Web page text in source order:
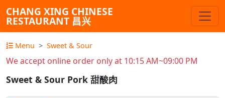
CHANG XING CHINESE
RESTAURANT 昌兴
Menu Sweet & Sour
We accept online order only at 10:15 AM~09:00 PM
Sweet & Sour Pork 甜酸肉